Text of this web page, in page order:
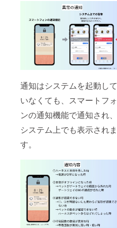
通知はシステムを起動して
いなくても、スマートフォ
ンの通知機能で通知され、
システム上でも表示されま
す。